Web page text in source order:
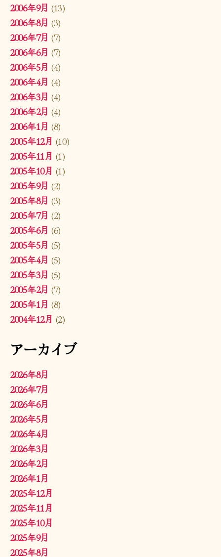
2006年9月 (13)
2006年8月 (3)
2006年7月 (7)
2006年6月 (7)
2006年5月 (4)
2006年4月 (4)
2006年3月 (4)
2006年2月 (4)
2006年1月 (8)
2005年12月 (10)
2005年11月 (1)
2005年10月 (1)
2005年9月 (2)
2005年8月 (3)
2005年7月 (2)
2005年6月 (6)
2005年5月 (5)
2005年4月 (5)
2005年3月 (5)
2005年2月 (7)
2005年1月 (8)
2004年12月 (2)
アーカイブ
2026年8月
2026年7月
2026年6月
2026年5月
2026年4月
2026年3月
2026年2月
2026年1月
2025年12月
2025年11月
2025年10月
2025年9月
2025年8月